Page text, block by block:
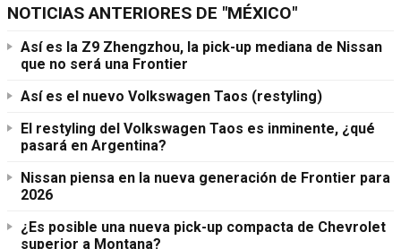
NOTICIAS ANTERIORES DE "MÉXICO"
Así es la Z9 Zhengzhou, la pick-up mediana de Nissan
que no será una Frontier
Así es el nuevo Volkswagen Taos (restyling)
El restyling del Volkswagen Taos es inminente, ¿qué
pasará en Argentina?
Nissan piensa en la nueva generación de Frontier para
2026
¿Es posible una nueva pick-up compacta de Chevrolet
superior a Montana?